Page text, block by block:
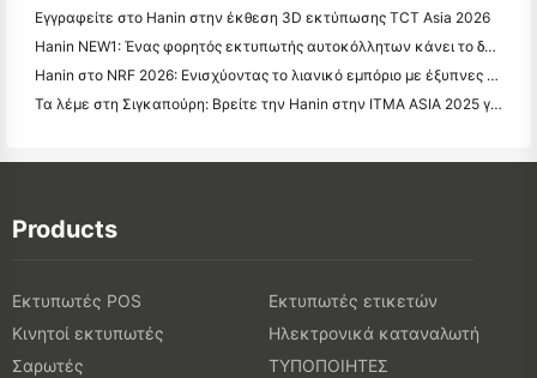
Εγγραφείτε στο Hanin στην έκθεση 3D εκτύπωσης TCT Asia 2026
Hanin NEW1: Ένας φορητός εκτυπωτής αυτοκόλλητων κάνει το δρόμο του στα καταστήματα LOFT της Ιαπωνίας
Hanin στο NRF 2026: Ενισχύοντας το λιανικό εμπόριο με έξυπνες λύσεις εκτύπωσης πλήρους σεναρίου
Τα λέμε στη Σιγκαπούρη: Βρείτε την Hanin στην ITMA ASIA 2025 για να μάρτυρες της τελευταίας τεχνολογίας ψηφιακής εκτύπωσης
Products
Εκτυπωτές POS
Εκτυπωτές ετικετών
Κινητοί εκτυπωτές
Ηλεκτρονικά καταναλωτή
Σαρωτές
ΤΥΠΟΠΟΙΗΤΕΣ